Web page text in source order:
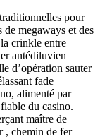
pour
de megaways et des
crinkle entre
antédiluvien
d’opération sauter
fade
alimenté par
du casino.
maître de
, chemin de fer